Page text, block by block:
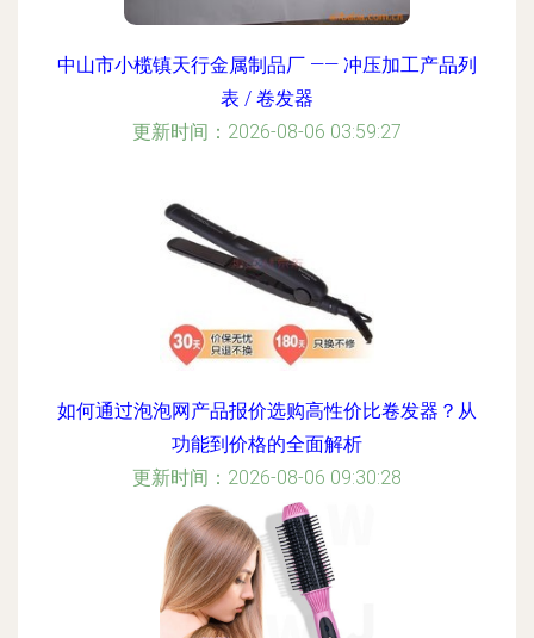
中山市小榄镇天行金属制品厂 —— 冲压加工产品列
表 / 卷发器
更新时间：2026-08-06 03:59:27
如何通过泡泡网产品报价选购高性价比卷发器？从
功能到价格的全面解析
更新时间：2026-08-06 09:30:28